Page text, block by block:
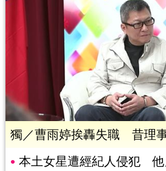
獨／曹雨婷挨轟失職 昔理
本土女星遭經紀人侵犯 他